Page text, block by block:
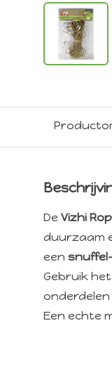
De Vizhi
duurzaam
een
Gebruik
Een echte